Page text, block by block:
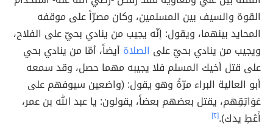
القوة والسيف بين المسلمين، وكان مصرّاً على موقفه
المحايد بينهما، ويقول: إنّه يجيب من ينادي بحيّ على الفلاح،
ويجيب من ينادي بحيّ على الصلاة أيضاً، أمّا من ينادي بحي
على قتل أخيك المسلم فلا يجيبه مهما حصل، وقد سمعه
أبو العالية البراء مرّةً وهو يقول: (واضعين سيوفهم على
عَوَاتِقِهم، يقتل بعضهم بعضاً، يقولون: يا عبد الله بن عمر،
أَعْطِ يدك).[٢]